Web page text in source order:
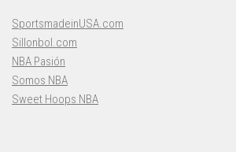
SportsmadeinUSA.com
Sillonbol.com
NBA Pasión
Somos NBA
Sweet Hoops NBA